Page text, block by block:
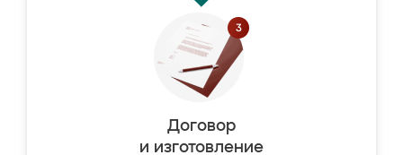
Договор
и изготовление